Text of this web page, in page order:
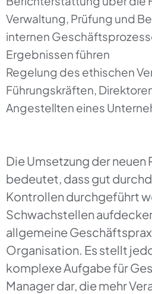
Verwaltung, Prüfung und
internen
Ergebnissen führen
Regelung des ethischen
Führungskräften,
Angestellten eines
Die Umsetzung der
bedeutet, dass gut
Kontrollen durchgeführt
Schwachstellen
allgemeine
Organisation. Es stellt
komplexe Aufgabe für
Manager dar, die mehr